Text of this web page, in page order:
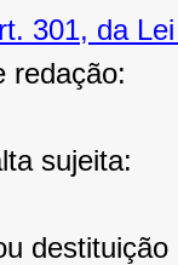
301, da
redação:
sujeita: